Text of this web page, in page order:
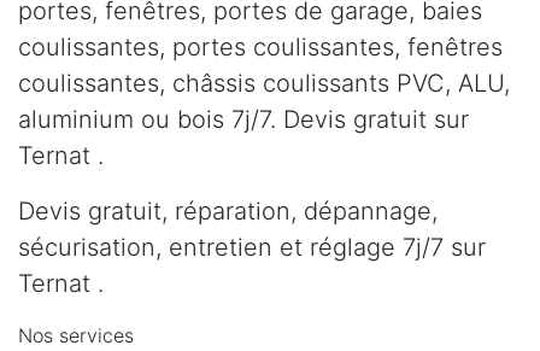
portes, fenêtres, portes de garage, baies
coulissantes, portes coulissantes, fenêtres
coulissantes, châssis coulissants PVC, ALU,
aluminium ou bois 7j/7. Devis gratuit sur
Ternat .
Devis gratuit, réparation, dépannage,
sécurisation, entretien et réglage 7j/7 sur
Ternat .
Nos services